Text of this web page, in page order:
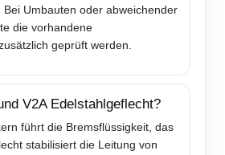
Bei Umbauten oder abweichender
die vorhandene
geprüft werden.
V2A Edelstahlgeflecht?
führt die Bremsflüssigkeit, das
stabilisiert die Leitung von